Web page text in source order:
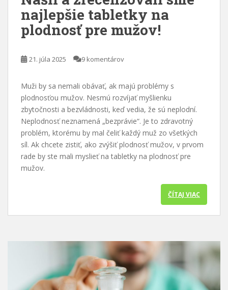
najlepšie tabletky na
plodnosť pre mužov!
21. júla 2025 9 komentárov
Muži by sa nemali obávať, ak majú problémy s
plodnosťou mužov. Nesmú rozvíjať myšlienku
zbytočnosti a bezvládnosti, keď vedia, že sú neplodní.
Neplodnosť neznamená „bezprávie“. Je to zdravotný
problém, ktorému by mal čeliť každý muž zo všetkých
síl. Ak chcete zistiť, ako zvýšiť plodnosť mužov, v prvom
rade by ste mali myslieť na tabletky na plodnosť pre
mužov.
ČÍTAJ VIAC